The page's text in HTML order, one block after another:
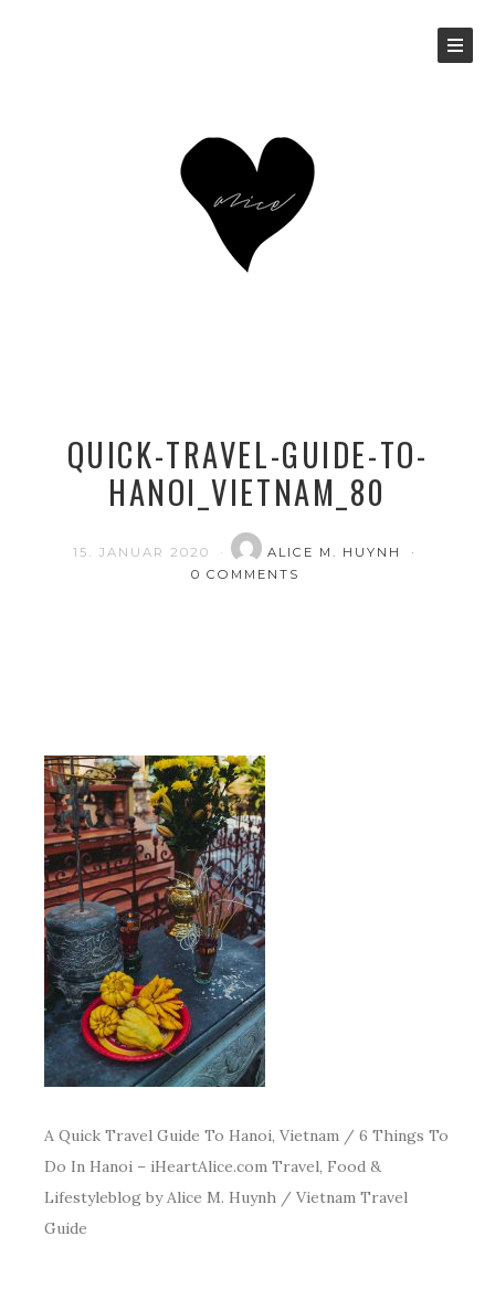
QUICK-TRAVEL-GUIDE-TO-
HANOI_VIETNAM_80
15. JANUAR 2020
ALICE M. HUYNH
0 COMMENTS
A Quick Travel Guide To Hanoi, Vietnam / 6 Things To
Do In Hanoi – iHeartAlice.com Travel, Food &
Lifestyleblog by Alice M. Huynh / Vietnam Travel
Guide